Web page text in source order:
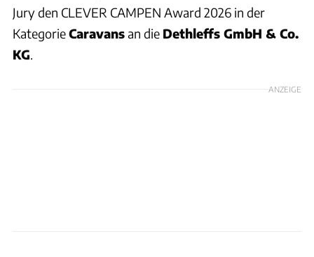
Jury den CLEVER CAMPEN Award 2026 in der
KategorieCaravansan die Dethleffs GmbH & Co.
KG.
ANZEIGE